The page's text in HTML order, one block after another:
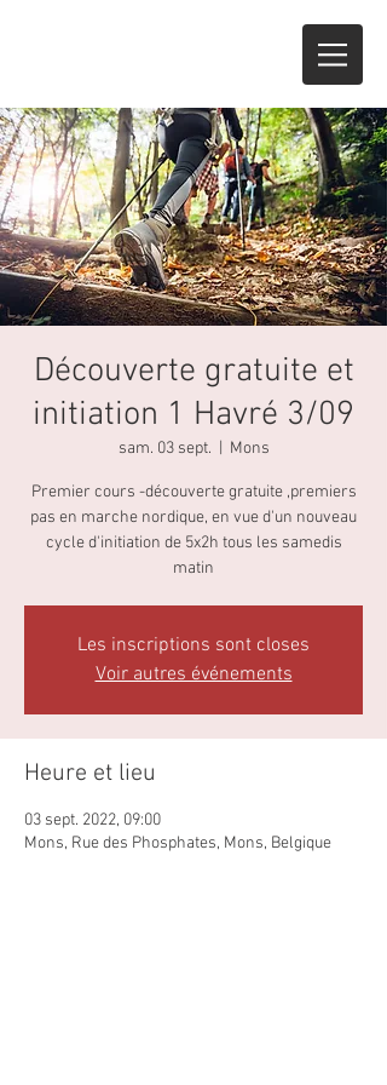
Découverte gratuite et
initiation 1 Havré 3/09
sam. 03 sept. Mons
Premier cours -découverte gratuite ,premiers
pas en marche nordique, en vue d'un nouveau
cycle d'initiation de 5x2h tous les samedis
Les inscriptions sont closes
Voir autres événements
Heure et lieu
03 sept. 2022, 09:00
Mons, Rue des Phosphates, Mons, Belgique